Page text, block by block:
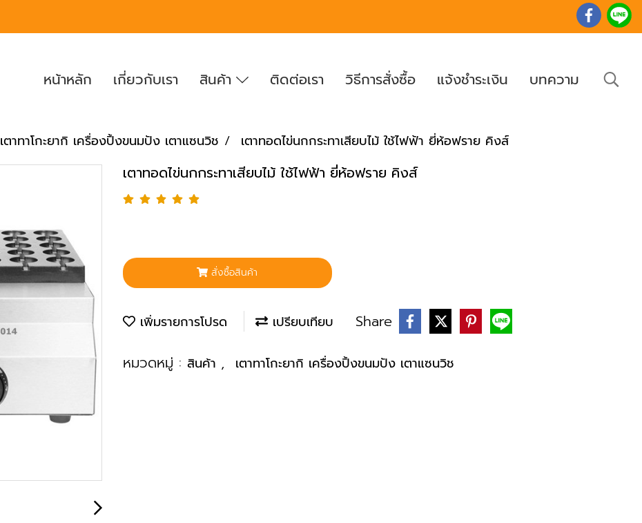
หน้าหลัก เกี่ยวกับเรา สินค้า ติดต่อเรา วิธีการสั่งซื้อ แจ้งชำระเงิน บทความ
เตาทาโกะยากิ เครื่องปิ้งขนมปัง เตาแซนวิช เตาทอดไข่นกกระทาเสียบไม้ ใช้ไฟฟ้า ยี่ห้อฟราย คิงส์
เตาทอดไข่นกกระทาเสียบไม้ ใช้ไฟฟ้า ยี่ห้อฟราย คิงส์
สั่งซื้อสินค้า
เพิ่มรายการโปรด เปรียบเทียบ Share
หมวดหมู่ : สินค้า , เตาทาโกะยากิ เครื่องปิ้งขนมปัง เตาแซนวิช